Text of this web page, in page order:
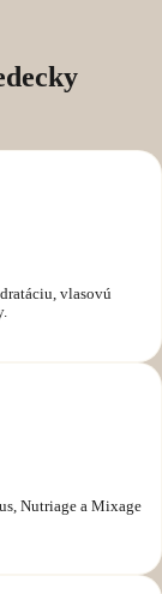
vlasovú
Nutriage a Mixage